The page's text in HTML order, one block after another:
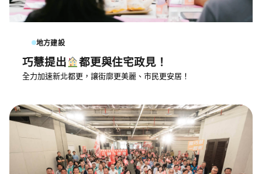
地方建設
巧慧提出 都更與住宅政見！
全力加速新北都更，讓街廓更美麗、市民更安居！